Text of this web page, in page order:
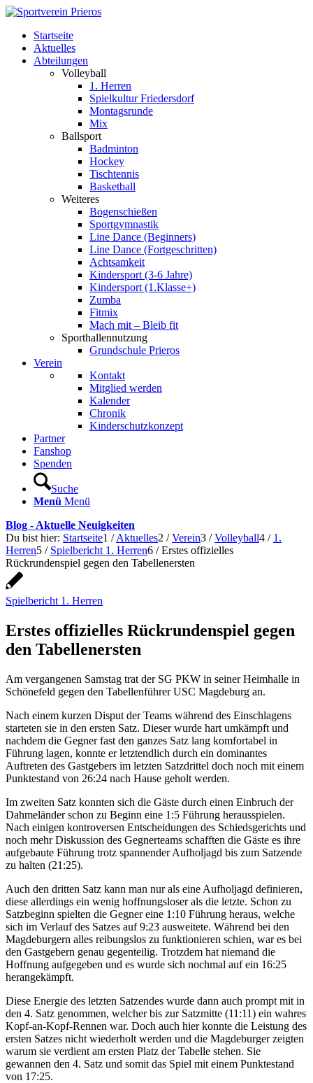
Startseite
Aktuelles
Abteilungen
Volleyball
1. Herren
Spielkultur Friedersdorf
Montagsrunde
Mix
Ballsport
Badminton
Hockey
Tischtennis
Basketball
Weiteres
Bogenschießen
Sportgymnastik
Line Dance (Beginners)
Line Dance (Fortgeschritten)
Achtsamkeit
Kindersport (3-6 Jahre)
Kindersport (1.Klasse+)
Zumba
Fitmix
Mach mit – Bleib fit
Sporthallennutzung
Grundschule Prieros
Verein
Kontakt
Mitglied werden
Kalender
Chronik
Kinderschutzkonzept
Partner
Fanshop
Spenden
Suche
Menü Menü
Blog - Aktuelle Neuigkeiten
Du bist hier: Startseite1 / Aktuelles2 / Verein3 / Volleyball4 / 1.
Herren5 / Spielbericht 1. Herren6 / Erstes offizielles
Rückrundenspiel gegen den Tabellenersten
Spielbericht 1. Herren
Erstes offizielles Rückrundenspiel gegen
den Tabellenersten
Am vergangenen Samstag trat der SG PKW in seiner Heimhalle in
Schönefeld gegen den Tabellenführer USC Magdeburg an.
Nach einem kurzen Disput der Teams während des Einschlagens
starteten sie in den ersten Satz. Dieser wurde hart umkämpft und
nachdem die Gegner fast den ganzes Satz lang komfortabel in
Führung lagen, konnte er letztendlich durch ein dominantes
Auftreten des Gastgebers im letzten Satzdrittel doch noch mit einem
Punktestand von 26:24 nach Hause geholt werden.
Im zweiten Satz konnten sich die Gäste durch einen Einbruch der
Dahmeländer schon zu Beginn eine 1:5 Führung herausspielen.
Nach einigen kontroversen Entscheidungen des Schiedsgerichts und
noch mehr Diskussion des Gegnerteams schafften die Gäste es ihre
aufgebaute Führung trotz spannender Aufholjagd bis zum Satzende
zu halten (21:25).
Auch den dritten Satz kann man nur als eine Aufholjagd definieren,
diese allerdings ein wenig hoffnungsloser als die letzte. Schon zu
Satzbeginn spielten die Gegner eine 1:10 Führung heraus, welche
sich im Verlauf des Satzes auf 9:23 ausweitete. Während bei den
Magdeburgern alles reibungslos zu funktionieren schien, war es bei
den Gastgebern genau gegenteilig. Trotzdem hat niemand die
Hoffnung aufgegeben und es wurde sich nochmal auf ein 16:25
herangekämpft.
Diese Energie des letzten Satzendes wurde dann auch prompt mit in
den 4. Satz genommen, welcher bis zur Satzmitte (11:11) ein wahres
Kopf-an-Kopf-Rennen war. Doch auch hier konnte die Leistung des
ersten Satzes nicht wiederholt werden und die Magdeburger zeigten
warum sie verdient am ersten Platz der Tabelle stehen. Sie
gewannen den 4. Satz und somit das Spiel mit einem Punktestand
von 17:25.